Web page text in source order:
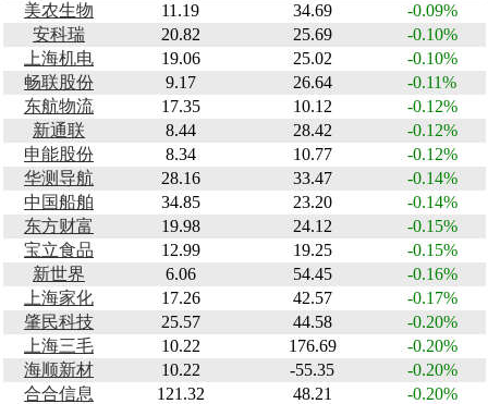
美农生物
11.19 34.69
-0.09%
安科瑞
20.82 25.69
-0.10%
上海机电
19.06 25.02
-0.10%
畅联股份
9.17 26.64
-0.11%
东航物流
17.35 10.12
-0.12%
新通联
8.44 28.42
-0.12%
申能股份
8.34 10.77
-0.12%
华测导航
28.16 33.47
-0.14%
中国船舶
34.85 23.20
-0.14%
东方财富
19.98 24.12
-0.15%
宝立食品
12.99 19.25
-0.15%
新世界
6.06 54.45
-0.16%
上海家化
17.26 42.57
-0.17%
肇民科技
25.57 44.58
-0.20%
上海三毛
10.22 176.69
-0.20%
海顺新材
10.22 -55.35
-0.20%
合合信息
121.32 48.21
-0.20%